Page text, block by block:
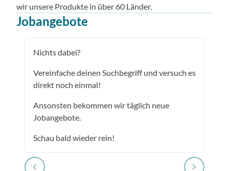
wir unsere Produkte in über 60 Länder.
Jobangebote
Nichts dabei?
Vereinfache deinen Suchbegriff und versuch es
direkt noch einmal!
Ansonsten bekommen wir täglich neue
Jobangebote.
Schau bald wieder rein!